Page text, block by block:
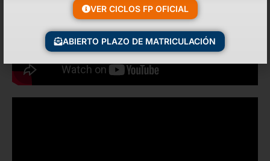
VER CICLOS FP OFICIAL
ABIERTO PLAZO DE MATRICULACIÓN